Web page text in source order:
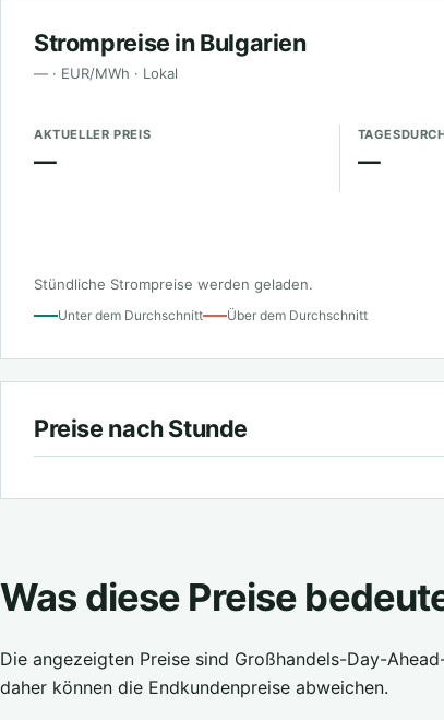
Strompreise in Bulgarien
— · EUR/MWh · Lokal
AKTUELLER PREIS
— —
Stündliche Strompreise werden geladen.
Unter dem Durchschnitt Über dem Durchschnitt
Preise nach Stunde
Was diese Preise
Die angezeigten Preise sind Großhandels-Day-
daher können die Endkundenpreise abweichen.